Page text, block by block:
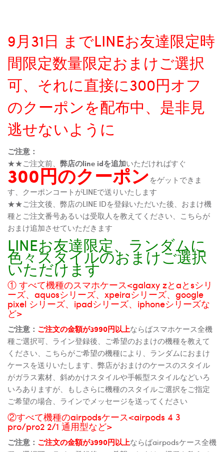
9月31日 までLINEお友達限定時
間限定数量限定おまけご選択
可、それに直接に300円オフ
のクーポンを配布中、是非見
逃せないように
ご注意：
★★ご注文前、 弊店のline idを追加いただければすぐ
300円のクーポンをゲットできま
す、クーポンコートがLINEで送りいたします
★★ご注文後、弊店のLINE IDを登録いただいた後、おまけ機
種とご注文番号あるいは受取人を教えてください、こちらが
おまけ追加させていただきます
LINEお友達限定、ランダムに
色々スタイルのおまけご選択
いただけます
① すべて機種のスマホケース<galaxy zとaとsシリ
ーズ、aquosシリーズ、xpeiraシリーズ、google
pixel シリーズ、ipadシリーズ、iphoneシリーズな
ど>
ご注意： ご注文の金額が3990円以上ならばスマホケース全機
種ご選択可、ライン登録後、ご希望のおまけの機種を教えて
ください、こちらがご希望の機種により、ランダムにおまけ
ケースを送りいたします、弊店がおまけのケースのスタイル
がガラス素材、斜めかけスタイルや手帳型スタイルなどいろ
いろありますが、もしさらに機種のスタイルご選択をご指定
ご希望の場合、ラインでメッセージを送ってください
②すべて機種のairpodsケース<airpods 4 3
pro/pro2 2/1 通用型など>
ご注意： ご注文の金額が3990円以上ならばairpodsケース全機